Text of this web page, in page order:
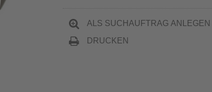
ALS SUCHAUFTRAG ANLEGEN
DRUCKEN